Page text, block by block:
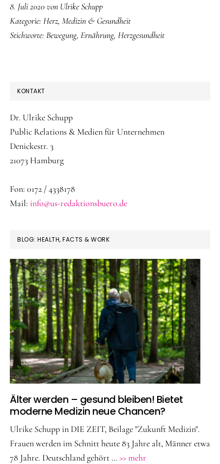
8. Juli 2020von Ulrike Schupp
Kategorie: Herz, Medizin & Gesundheit
Stichworte: Bewegung, Ernährung, Herzgesundheit
SEITENSPALTE
KONTAKT
Dr. Ulrike Schupp
Public Relations & Medien für Unternehmen
Denickestr. 3
21073 Hamburg
Fon: 0172 / 4338178
Mail: info@us-redaktionsbuero.de
BLOG: HEALTH, FACTS & WORK
Älter werden – gesund bleiben! Bietet
moderne Medizin neue Chancen?
Ulrike Schupp in DIE ZEIT, Beilage "Zukunft Medizin".
Frauen werden im Schnitt heute 83 Jahre alt, Männer etwa
78 Jahre. Deutschland gehört … >> mehr